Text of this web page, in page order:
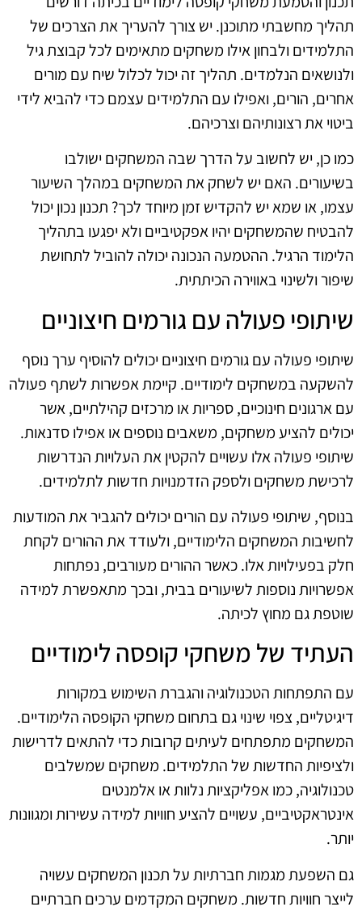
תהליך מחשבתי מתוכנן. יש צורך להעריך את הצרכים של
התלמידים ולבחון אילו משחקים מתאימים לכל קבוצת גיל
ולנושאים הנלמדים. תהליך זה יכול לכלול שיח עם מורים
אחרים, הורים, ואפילו עם התלמידים עצמם כדי להביא לידי
ביטוי את רצונותיהם וצרכיהם.
כמו כן, יש לחשוב על הדרך שבה המשחקים ישולבו
בשיעורים. האם יש לשחק את המשחקים במהלך השיעור
עצמו, או שמא יש להקדיש זמן מיוחד לכך? תכנון נכון יכול
להבטיח שהמשחקים יהיו אפקטיביים ולא יפגעו בתהליך
הלימוד הרגיל. ההטמעה הנכונה יכולה להוביל לתחושת
שיפור ולשינוי באווירה הכיתתית.
שיתופי פעולה עם גורמים חיצוניים
שיתופי פעולה עם גורמים חיצוניים יכולים להוסיף ערך נוסף
להשקעה במשחקים לימודיים. קיימת אפשרות לשתף פעולה
עם ארגונים חינוכיים, ספריות או מרכזים קהילתיים, אשר
יכולים להציע משחקים, משאבים נוספים או אפילו סדנאות.
שיתופי פעולה אלו עשויים להקטין את העלויות הנדרשות
לרכישת משחקים ולספק הזדמנויות חדשות לתלמידים.
בנוסף, שיתופי פעולה עם הורים יכולים להגביר את המודעות
לחשיבות המשחקים הלימודיים, ולעודד את ההורים לקחת
חלק בפעילויות אלו. כאשר ההורים מעורבים, נפתחות
אפשרויות נוספות לשיעורים בבית, ובכך מתאפשרת למידה
שוטפת גם מחוץ לכיתה.
העתיד של משחקי קופסה לימודיים
עם התפתחות הטכנולוגיה והגברת השימוש במקורות
דיגיטליים, צפוי שינוי גם בתחום משחקי הקופסה הלימודיים.
המשחקים מתפתחים לעיתים קרובות כדי להתאים לדרישות
ולציפיות החדשות של התלמידים. משחקים שמשלבים
טכנולוגיה, כמו אפליקציות נלוות או אלמנטים
אינטראקטיביים, עשויים להציע חוויות למידה עשירות ומגוונות
יותר.
גם השפעת מגמות חברתיות על תכנון המשחקים עשויה
לייצר חוויות חדשות. משחקים המקדמים ערכים חברתיים